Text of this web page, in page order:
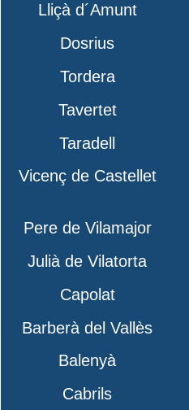
Lliçà d´Amunt
Dosrius
Tordera
Tavertet
Taradell
Vicenç de Castellet
Pere de Vilamajor
Julià de Vilatorta
Capolat
Barberà del Vallès
Balenyà
Cabrils